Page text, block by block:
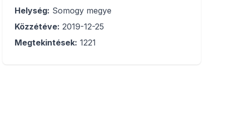
Helység: Somogy megye
Közzétéve: 2019-12-25
Megtekintések: 1221